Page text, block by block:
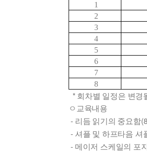
1
2
3
4
5
6
7
8
* 회차별 일정은 변경
ㅇ교육내용
- 리듬 읽기의 중요함
- 셔플 및 하프타음 셔
- 메이저 스케일의 포